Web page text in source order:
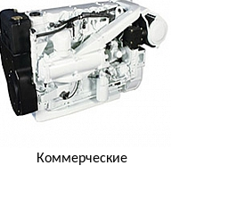
Коммерческие